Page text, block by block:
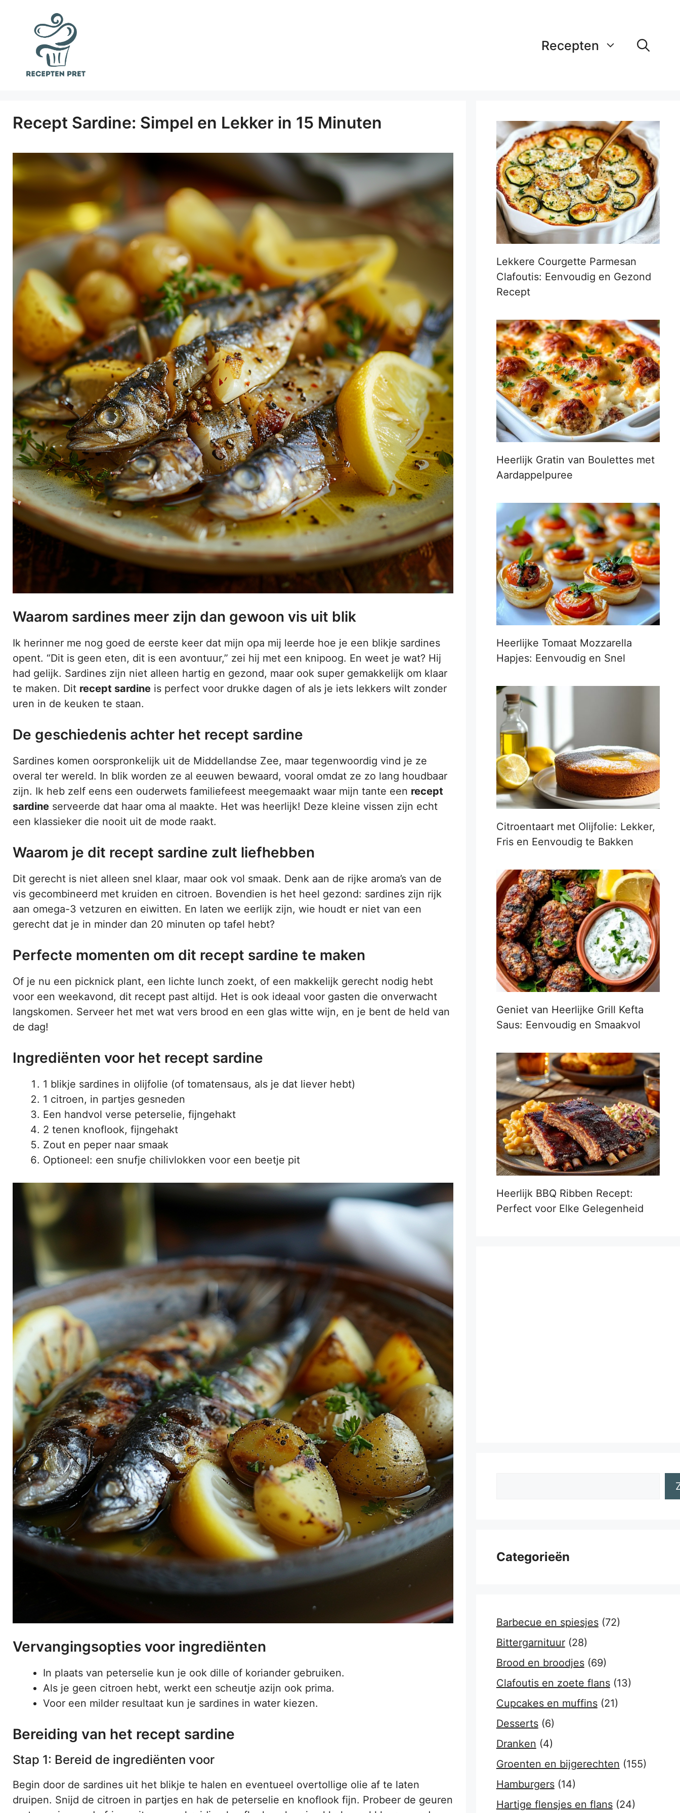
Recepten
Recept Sardine: Simpel en Lekker in 15 Minuten
Waarom sardines meer zijn dan gewoon vis uit blik
Ik herinner me nog goed de eerste keer dat mijn opa mij leerde hoe je een blikje sardines
opent. “Dit is geen eten, dit is een avontuur,” zei hij met een knipoog. En weet je wat? Hij
had gelijk. Sardines zijn niet alleen hartig en gezond, maar ook super gemakkelijk om klaar
te maken. Dit recept sardine is perfect voor drukke dagen of als je iets lekkers wilt zonder
uren in de keuken te staan.
De geschiedenis achter het recept sardine
Sardines komen oorspronkelijk uit de Middellandse Zee, maar tegenwoordig vind je ze
overal ter wereld. In blik worden ze al eeuwen bewaard, vooral omdat ze zo lang houdbaar
zijn. Ik heb zelf eens een ouderwets familiefeest meegemaakt waar mijn tante een recept
sardine serveerde dat haar oma al maakte. Het was heerlijk! Deze kleine vissen zijn echt
een klassieker die nooit uit de mode raakt.
Waarom je dit recept sardine zult liefhebben
Dit gerecht is niet alleen snel klaar, maar ook vol smaak. Denk aan de rijke aroma’s van de
vis gecombineerd met kruiden en citroen. Bovendien is het heel gezond: sardines zijn rijk
aan omega-3 vetzuren en eiwitten. En laten we eerlijk zijn, wie houdt er niet van een
gerecht dat je in minder dan 20 minuten op tafel hebt?
Perfecte momenten om dit recept sardine te maken
Of je nu een picknick plant, een lichte lunch zoekt, of een makkelijk gerecht nodig hebt
voor een weekavond, dit recept past altijd. Het is ook ideaal voor gasten die onverwacht
langskomen. Serveer het met wat vers brood en een glas witte wijn, en je bent de held van
de dag!
Ingrediënten voor het recept sardine
1 blikje sardines in olijfolie (of tomatensaus, als je dat liever hebt)
1 citroen, in partjes gesneden
Een handvol verse peterselie, fijngehakt
2 tenen knoflook, fijngehakt
Zout en peper naar smaak
Optioneel: een snufje chilivlokken voor een beetje pit
Vervangingsopties voor ingrediënten
In plaats van peterselie kun je ook dille of koriander gebruiken.
Als je geen citroen hebt, werkt een scheutje azijn ook prima.
Voor een milder resultaat kun je sardines in water kiezen.
Bereiding van het recept sardine
Stap 1: Bereid de ingrediënten voor
Begin door de sardines uit het blikje te halen en eventueel overtollige olie af te laten
druipen. Snijd de citroen in partjes en hak de peterselie en knoflook fijn. Probeer de geuren
Lekkere Courgette Parmesan
Clafoutis: Eenvoudig en Gezond
Recept
Heerlijk Gratin van Boulettes met
Aardappelpuree
Heerlijke Tomaat Mozzarella
Hapjes: Eenvoudig en Snel
Citroentaart met Olijfolie: Lekker,
Fris en Eenvoudig te Bakken
Geniet van Heerlijke Grill Kefta
Saus: Eenvoudig en Smaakvol
Heerlijk BBQ Ribben Recept:
Perfect voor Elke Gelegenheid
Categorieën
Barbecue en spiesjes(72)
Bittergarnituur(28)
Brood en broodjes(69)
Clafoutis en zoete flans(13)
Cupcakes en muffins(21)
Desserts(6)
Dranken (4)
Groenten en bijgerechten (155)
Hamburgers(14)
Hartige flensjes en flans(24)